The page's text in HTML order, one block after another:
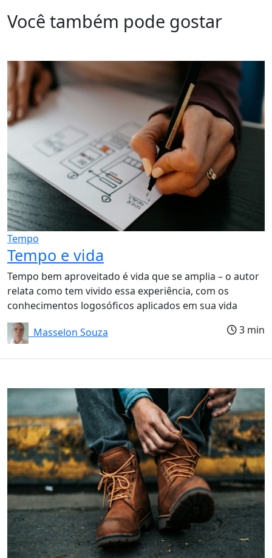
Você também pode gostar
Tempo
Tempo e vida
Tempo bem aproveitado é vida que se amplia – o autor
relata como tem vivido essa experiência, com os
conhecimentos logosóficos aplicados em sua vida
Masselon Souza
3 min